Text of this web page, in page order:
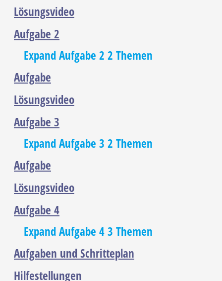
Lösungsvideo
Aufgabe 2
ExpandAufgabe 2 2 Themen
Aufgabe
Lösungsvideo
Aufgabe 3
ExpandAufgabe 3 2 Themen
Aufgabe
Lösungsvideo
Aufgabe 4
ExpandAufgabe 43 Themen
Aufgaben und Schritteplan
Hilfestellungen